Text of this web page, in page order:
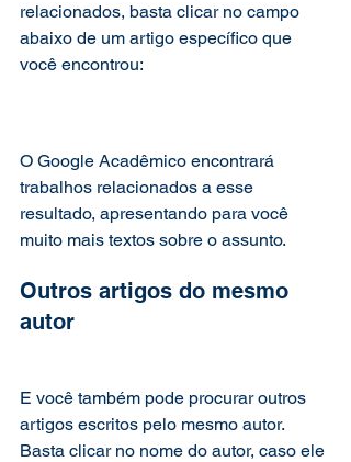
relacionados, basta clicar no campo
abaixo de um artigo específico que
você encontrou:
O Google Acadêmico encontrará
trabalhos relacionados a esse
resultado, apresentando para você
muito mais textos sobre o assunto.
Outros artigos do mesmo
autor
E você também pode procurar outros
artigos escritos pelo mesmo autor.
Basta clicar no nome do autor, caso ele